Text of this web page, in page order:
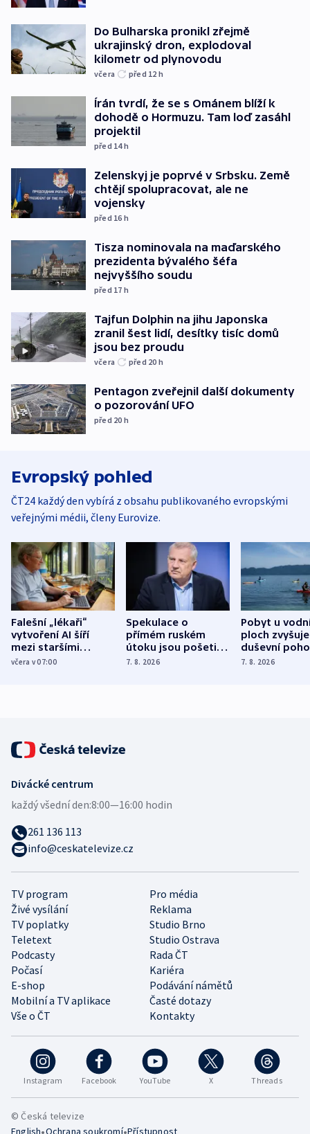
Do Bulharska pronikl zřejmě
ukrajinský dron, explodoval
kilometr od plynovodu
včera před 12 h
Írán tvrdí, že se s Ománem blíží k
dohodě o Hormuzu. Tam loď zasáhl
projektil
před 14h
Zelenskyj je poprvé v Srbsku. Země
chtějí spolupracovat, ale ne
vojensky
před 16 h
Tisza nominovala na maďarského
prezidenta bývalého šéfa
nejvyššího soudu
před 17 h
Tajfun Dolphin na jihu Japonska
zranil šest lidí, desítky tisíc domů
jsou bez proudu
včera před 20 h
Pentagon zveřejnil další dokumenty
o pozorování UFO
před 20 h
Evropský pohled
ČT24 každý den vybírá z obsahu publikovaného evropskými
veřejnými médii, členy Eurovize.
Falešní „lékaři“
vytvoření AI šíří
mezi staršími
Poláky nebezpečné
včera v 07:00
Spekulace o
přímém ruském
útoku jsou pošetilé,
míní estonský
7. 8. 2026
Pobyt u
ploch zvyšuje
duševní
ukázala
7. 8. 2026
Instagram Facebook YouTube X Threads
TV program
Pro média
Živé vysílání
Reklama
TV poplatky
Studio Brno
Teletext
Studio Ostrava
Podcasty
Rada ČT
Počasí
Kariéra
E-shop
Podávání námětů
Mobilní a TV aplikace
Časté dotazy
Vše o ČT
Kontakty
Divácké centrum
každý všední den:8:00—16:00 hodin
261 136 113
info@ceskatelevize.cz
© Česká televize
English•Ochrana soukromí•Přístupnost